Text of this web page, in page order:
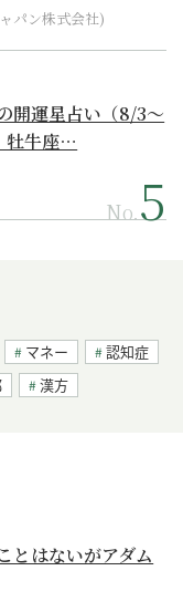
パン株式会社)
開運星占い（8/3～
牡牛座…
No.
マネー
認知症
漢方
とはないがアダム